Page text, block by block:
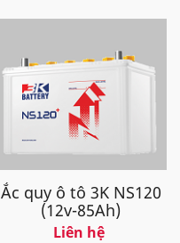
Ắc quy ô tô 3K NS120
(12v-85Ah)
Liên hệ